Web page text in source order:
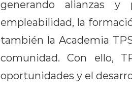
generando alianzas y
empleabilidad, la
también la Academia
comunidad. Con ello,
oportunidades y el